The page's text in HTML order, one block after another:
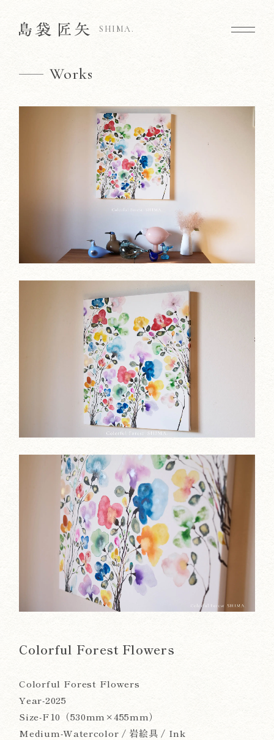
SHIMA.
Works
Colorful Forest Flowers
Colorful Forest Flowers
Year-2025
Size-F10（530mm×455mm）
Medium-Watercolor / 岩絵具 / Ink